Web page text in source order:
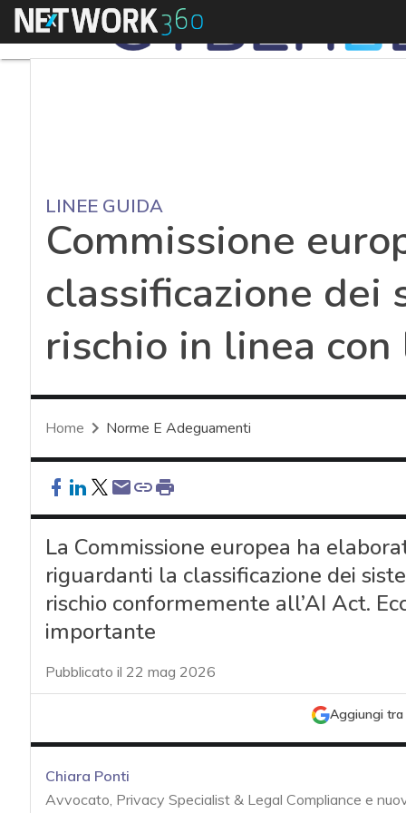
Menu
LINEE GUIDA
Commissione
classificazione
rischio in linea con
Home Norme E Adeguamenti
La Commissione europea ha
riguardanti la classificazione dei
rischio conformemente all’AI Act.
importante
Pubblicato il 22 mag 2026
Aggiungi tra
Chiara Ponti
Avvocato, Privacy Specialist & Legal Compliance e